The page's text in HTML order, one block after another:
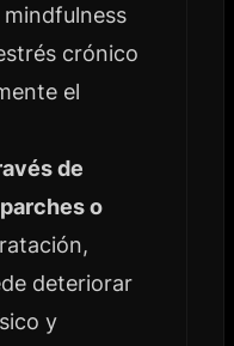
crónico
el
de
o
deteriorar
y